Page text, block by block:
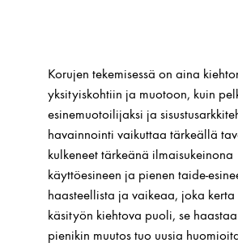
Korujen tekemisessä on aina
yksityiskohtiin ja muotoon, kuin
esinemuotoilijaksi ja
havainnointi vaikuttaa tärkeällä
kulkeneet tärkeänä
käyttöesineen ja pienen taide-
haasteellista ja vaikeaa, joka
käsityön kiehtova puoli, se
pienikin muutos tuo uusia